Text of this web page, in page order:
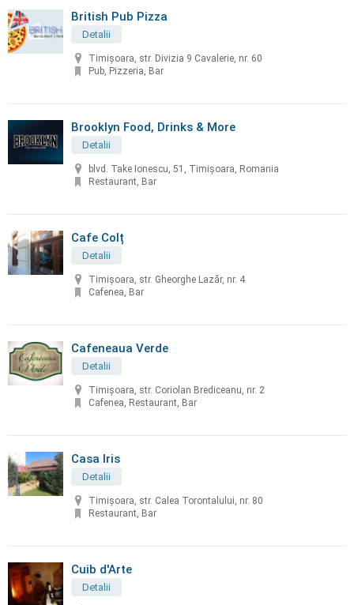
British Pub Pizza
Detalii
Timişoara, str. Divizia 9 Cavalerie, nr. 60
Pub, Pizzeria, Bar
Brooklyn Food, Drinks & More
Detalii
blvd. Take Ionescu, 51, Timișoara, Romania
Restaurant, Bar
Cafe Colț
Detalii
Timișoara, str. Gheorghe Lazăr, nr. 4
Cafenea, Bar
Cafeneaua Verde
Detalii
Timișoara, str. Coriolan Brediceanu, nr. 2
Cafenea, Restaurant, Bar
Casa Iris
Detalii
Timișoara, str. Calea Torontalului, nr. 80
Restaurant, Bar
Cuib d'Arte
Detalii